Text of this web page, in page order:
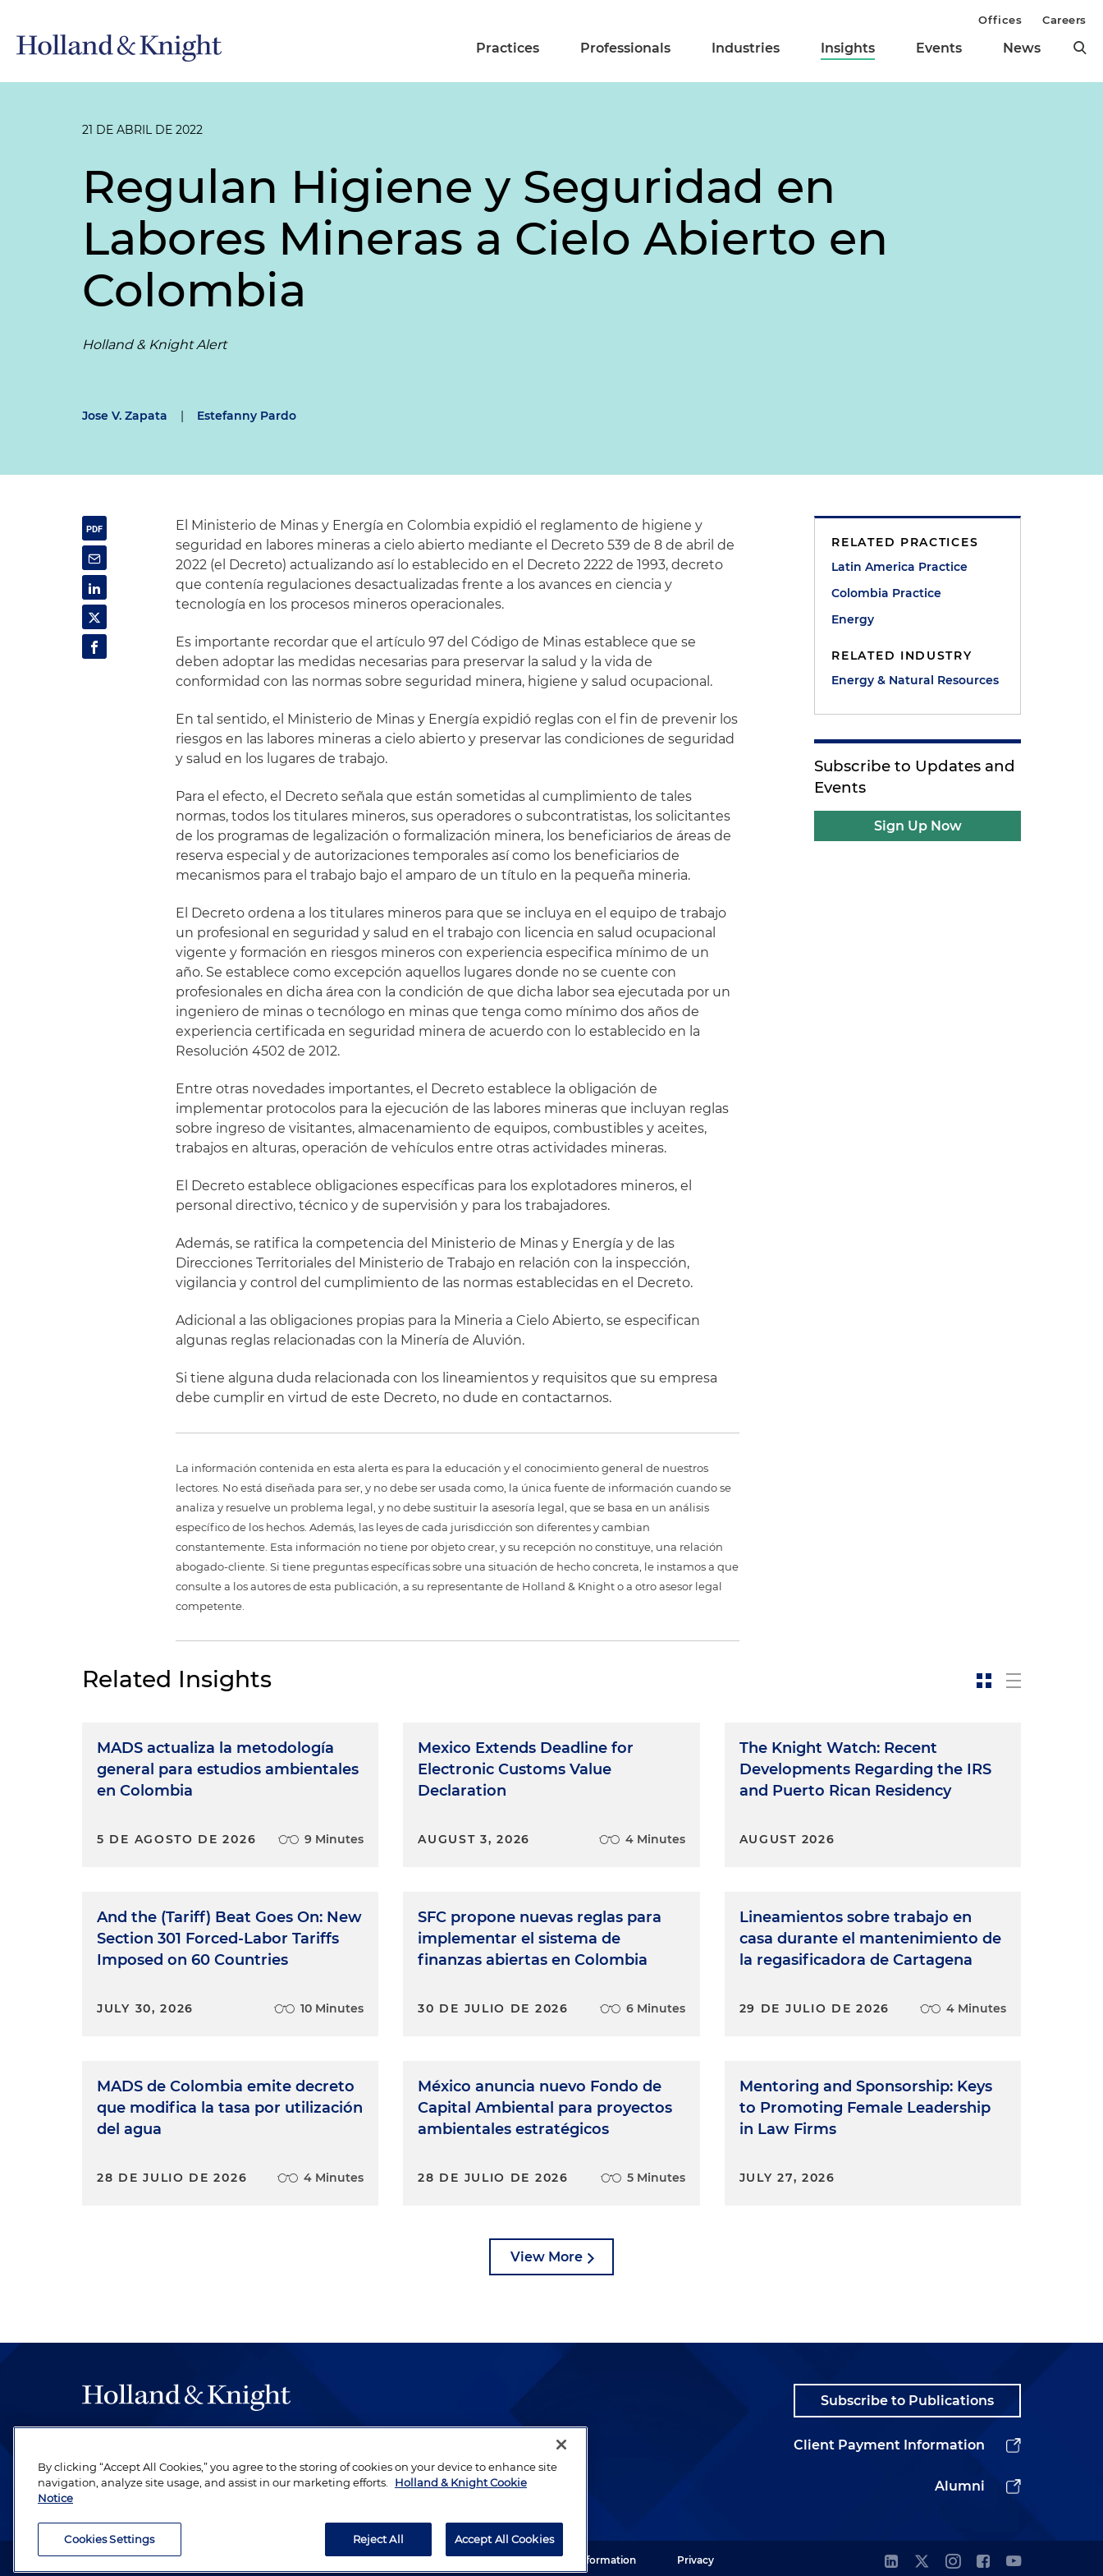
Practices Professionals Industries Insights Events News
Offices Careers
21 DE ABRIL DE 2022
Regulan Higiene y Seguridad en
Labores Mineras a Cielo Abierto en
Colombia
Holland & Knight Alert
Jose V. Zapata | Estefanny Pardo
El Ministerio de Minas y Energía en Colombia expidió el reglamento de higiene y
seguridad en labores mineras a cielo abierto mediante el Decreto 539 de 8 de abril de
2022 (el Decreto) actualizando así lo establecido en el Decreto 2222 de 1993, decreto
que contenía regulaciones desactualizadas frente a los avances en ciencia y
tecnología en los procesos mineros operacionales.
Es importante recordar que el artículo 97 del Código de Minas establece que se
deben adoptar las medidas necesarias para preservar la salud y la vida de
conformidad con las normas sobre seguridad minera, higiene y salud ocupacional.
En tal sentido, el Ministerio de Minas y Energía expidió reglas con el fin de prevenir los
riesgos en las labores mineras a cielo abierto y preservar las condiciones de seguridad
y salud en los lugares de trabajo.
Para el efecto, el Decreto señala que están sometidas al cumplimiento de tales
normas, todos los titulares mineros, sus operadores o subcontratistas, los solicitantes
de los programas de legalización o formalización minera, los beneficiarios de áreas de
reserva especial y de autorizaciones temporales así como los beneficiarios de
mecanismos para el trabajo bajo el amparo de un título en la pequeña mineria.
El Decreto ordena a los titulares mineros para que se incluya en el equipo de trabajo
un profesional en seguridad y salud en el trabajo con licencia en salud ocupacional
vigente y formación en riesgos mineros con experiencia especifica mínimo de un
año. Se establece como excepción aquellos lugares donde no se cuente con
profesionales en dicha área con la condición de que dicha labor sea ejecutada por un
ingeniero de minas o tecnólogo en minas que tenga como mínimo dos años de
experiencia certificada en seguridad minera de acuerdo con lo establecido en la
Resolución 4502 de 2012.
Entre otras novedades importantes, el Decreto establece la obligación de
implementar protocolos para la ejecución de las labores mineras que incluyan reglas
sobre ingreso de visitantes, almacenamiento de equipos, combustibles y aceites,
trabajos en alturas, operación de vehículos entre otras actividades mineras.
El Decreto establece obligaciones específicas para los explotadores mineros, el
personal directivo, técnico y de supervisión y para los trabajadores.
Además, se ratifica la competencia del Ministerio de Minas y Energía y de las
Direcciones Territoriales del Ministerio de Trabajo en relación con la inspección,
vigilancia y control del cumplimiento de las normas establecidas en el Decreto.
Adicional a las obligaciones propias para la Mineria a Cielo Abierto, se especifican
algunas reglas relacionadas con la Minería de Aluvión.
Si tiene alguna duda relacionada con los lineamientos y requisitos que su empresa
debe cumplir en virtud de este Decreto, no dude en contactarnos.
La información contenida en esta alerta es para la educación y el conocimiento general de nuestros
lectores. No está diseñada para ser, y no debe ser usada como, la única fuente de información cuando se
analiza y resuelve un problema legal, y no debe sustituir la asesoría legal, que se basa en un análisis
específico de los hechos. Además, las leyes de cada jurisdicción son diferentes y cambian
constantemente. Esta información no tiene por objeto crear, y su recepción no constituye, una relación
abogado-cliente. Si tiene preguntas específicas sobre una situación de hecho concreta, le instamos a que
consulte a los autores de esta publicación, a su representante de Holland & Knight o a otro asesor legal
competente.
RELATED PRACTICES
Latin America Practice
Colombia Practice
Energy
RELATED INDUSTRY
Energy & Natural Resources
Subscribe to Updates and
Events
Sign Up Now
Related Insights
MADS actualiza la metodología
general para estudios ambientales
en Colombia
5 DE AGOSTO DE 2026 9 Minutes
And the (Tariff) Beat Goes On: New
Section 301 Forced-Labor Tariffs
Imposed on 60 Countries
JULY 30, 2026 10 Minutes
MADS de Colombia emite decreto
que modifica la tasa por utilización
del agua
28 DE JULIO DE 2026 4 Minutes
Mexico Extends Deadline for
Electronic Customs Value
Declaration
AUGUST 3, 2026 4 Minutes
SFC propone nuevas reglas para
implementar el sistema de
finanzas abiertas en Colombia
30 DE JULIO DE 2026 6 Minutes
México anuncia nuevo Fondo de
Capital Ambiental para proyectos
ambientales estratégicos
28 DE JULIO DE 2026 5 Minutes
The Knight Watch: Recent
Developments Regarding the IRS
and Puerto Rican Residency
AUGUST 2026
Lineamientos sobre trabajo en
casa durante el mantenimiento de
la regasificadora de Cartagena
29 DE JULIO DE 2026 4 Minutes
Mentoring and Sponsorship: Keys
to Promoting Female Leadership
in Law Firms
JULY 27, 2026
View More
be legal work of the highest quality, performed by well-prepared lawyers who
revere their profession and are devoted to their clients.
Subscribe to Publications
Client Payment Information
Alumni
Attorney Advertising. Copyright © 1996–2026 Holland & Knight LLP. All rights reserved. Legal Information Privacy
By clicking “Accept All Cookies,” you agree to the storing of cookies on your device to enhance site
navigation, analyze site usage, and assist in our marketing efforts.
Holland & Knight Cookie
Notice
Cookies Settings Reject All Accept All Cookies